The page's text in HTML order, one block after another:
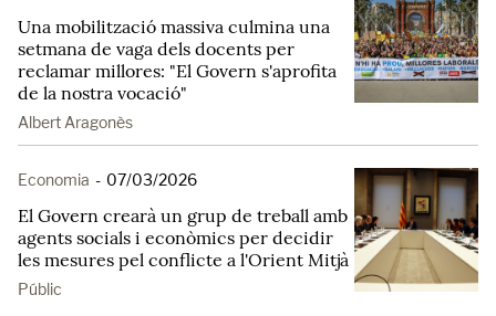
Una mobilització massiva culmina una
setmana de vaga dels docents per
reclamar millores: "El Govern s'aprofita
de la nostra vocació"
Albert Aragonès
Economia - 07/03/2026
El Govern crearà un grup de treball amb
agents socials i econòmics per decidir
les mesures pel conflicte a l'Orient Mitjà
Públic